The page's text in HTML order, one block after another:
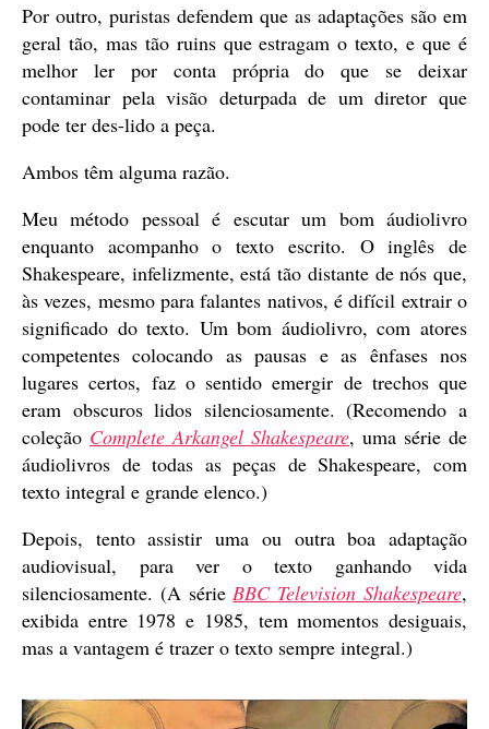
Por outro, puristas defendem que as adaptações são em
geral tão, mas tão ruins que estragam o texto, e que é
melhor ler por conta própria do que se deixar
contaminar pela visão deturpada de um diretor que
pode ter des-lido a peça.
Ambos têm alguma razão.
Meu método pessoal é escutar um bom áudiolivro
enquanto acompanho o texto escrito. O inglês de
Shakespeare, infelizmente, está tão distante de nós que,
às vezes, mesmo para falantes nativos, é difícil extrair o
significado do texto. Um bom áudiolivro, com atores
competentes colocando as pausas e as ênfases nos
lugares certos, faz o sentido emergir de trechos que
eram obscuros lidos silenciosamente. (Recomendo a
coleção Complete Arkangel Shakespeare, uma série de
áudiolivros de todas as peças de Shakespeare, com
texto integral e grande elenco.)
Depois, tento assistir uma ou outra boa adaptação
audiovisual, para ver o texto ganhando vida
silenciosamente. (A série BBC Television Shakespeare,
exibida entre 1978 e 1985, tem momentos desiguais,
mas a vantagem é trazer o texto sempre integral.)